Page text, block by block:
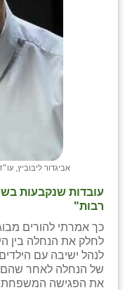
אביגדור ליבוביץ,
עובדות שנקבעות
רבות"
כך אמרתי להורים
לחלק את הנחלה בין
לנהל ישיבה עם
של הנחלה לאחר שהם
את הפגישה המשפחתית
חבצלת השרון
חרב לאת
יקנעם
כליל